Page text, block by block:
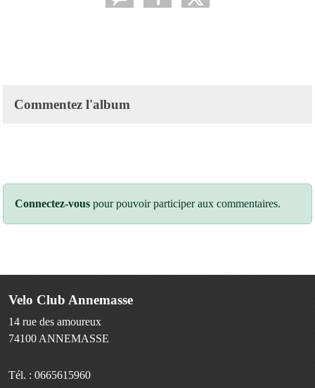
Commentez l'album
Connectez-vous pour pouvoir participer aux commentaires.
Velo Club Annemasse
14 rue des amoureux
74100 ANNEMASSE
Tél. : 0665615960